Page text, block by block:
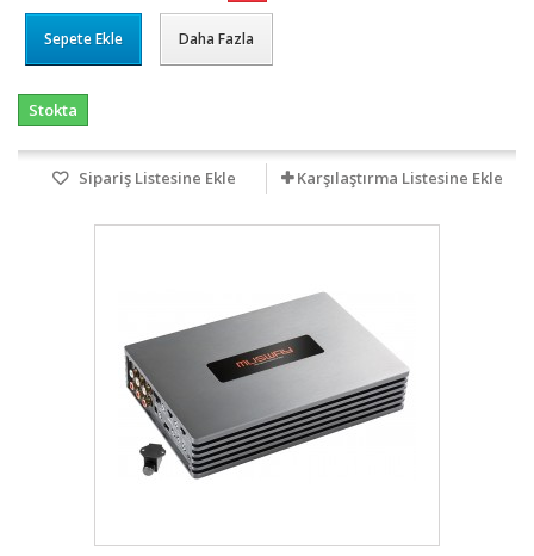
Sepete Ekle Daha Fazla
Stokta
Sipariş Listesine Ekle Karşılaştırma Listesine Ekle